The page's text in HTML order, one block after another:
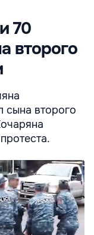
70
второго
сына второго